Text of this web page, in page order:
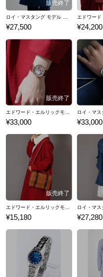
ロイ・マスタング モデル アウター 鋼の錬金術師
¥27,500 ¥24,200
¥33,000 ¥33,000
¥15,180 ¥27,280